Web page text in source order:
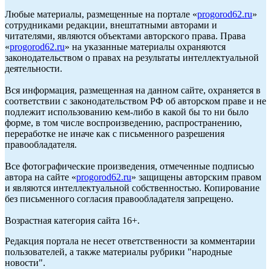
Любые материалы, размещенные на портале «progorod62.ru»
сотрудниками редакции, внештатными авторами и
читателями, являются объектами авторского права. Права
«progorod62.ru» на указанные материалы охраняются
законодательством о правах на результаты интеллектуальной
деятельности.
Вся информация, размещенная на данном сайте, охраняется в
соответствии с законодательством РФ об авторском праве и не
подлежит использованию кем-либо в какой бы то ни было
форме, в том числе воспроизведению, распространению,
переработке не иначе как с письменного разрешения
правообладателя.
Все фотографические произведения, отмеченные подписью
автора на сайте «progorod62.ru» защищены авторским правом
и являются интеллектуальной собственностью. Копирование
без письменного согласия правообладателя запрещено.
Возрастная категория сайта 16+.
Редакция портала не несет ответственности за комментарии
пользователей, а также материалы рубрики "народные
новости".